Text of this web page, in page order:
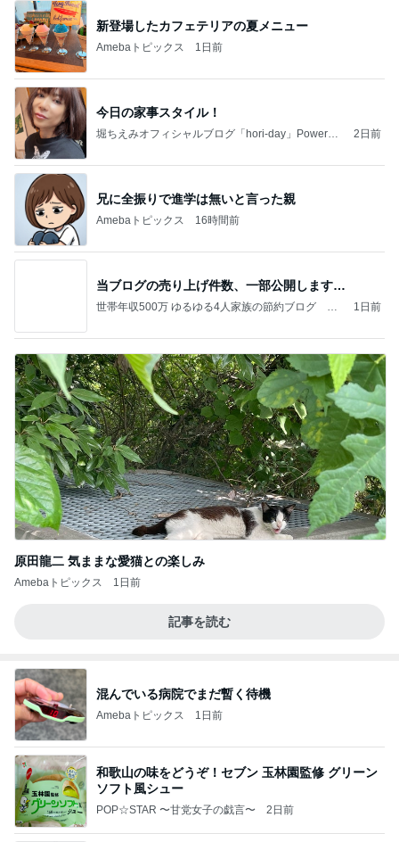
新登場したカフェテリアの夏メニュー
Amebaトピックス 1日前
今日の家事スタイル！
堀ちえみオフィシャルブログ「hori-day」Powered
2日前
兄に全振りで進学は無いと言った親
Amebaトピックス 16時間前
当ブログの売り上げ件数、一部公開します…
世帯年収500万 ゆるゆる4人家族の節約ブログ 〜
1日前
原田龍二 気ままな愛猫との楽しみ
Amebaトピックス 1日前
記事を読む
混んでいる病院でまだ暫く待機
Amebaトピックス 1日前
和歌山の味をどうぞ！セブン 玉林園監修 グリーン
ソフト風シュー
POP☆STAR 〜甘党女子の戯言〜 2日前